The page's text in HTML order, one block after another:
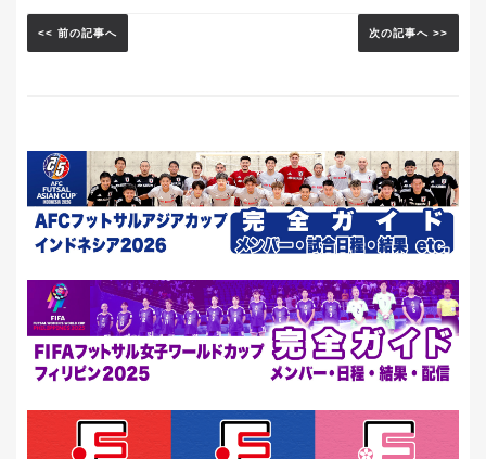
<< 前の記事へ 次の記事へ >>